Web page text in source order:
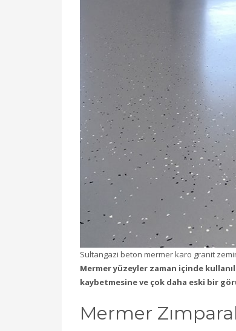
Sultangazi beton mermer karo granit
Mermer yüzeyler zaman içinde
kaybetmesine ve çok daha eski bir
Mermer